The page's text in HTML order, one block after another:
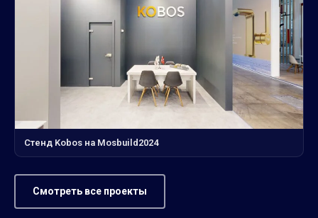
Стенд Kobos на Mosbuild2024
Смотреть все проекты